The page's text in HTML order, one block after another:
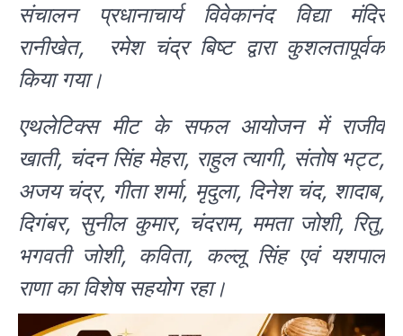
संचालन प्रधानाचार्य विवेकानंद विद्या मंदिर
रानीखेत, रमेश चंद्र बिष्ट द्वारा कुशलतापूर्वक
किया गया।
एथलेटिक्स मीट के सफल आयोजन में राजीव
खाती, चंदन सिंह मेहरा, राहुल त्यागी, संतोष भट्ट,
अजय चंद्र, गीता शर्मा, मृदुला, दिनेश चंद, शादाब,
दिगंबर, सुनील कुमार, चंदराम, ममता जोशी, रितु,
भगवती जोशी, कविता, कल्लू सिंह एवं यशपाल
राणा का विशेष सहयोग रहा।